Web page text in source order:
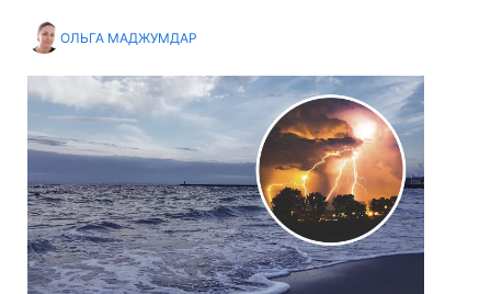
ОЛЬГА МАДЖУМДАР